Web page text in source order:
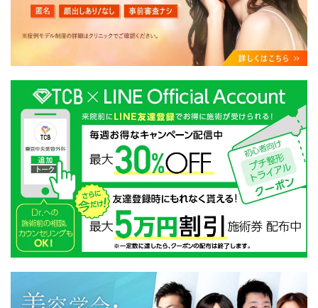
・クリニックの来院予約、医療サービスの提供、医療関
連商品の販売、アフターケア対応、これらに付随する諸
対応等のサービス提供のため
・医療サービスの提供に関する他の医療機関、検査機関
及び研究機関との連携のため
・サービス向上を目的とした医療サービス・販売する医
療関連商品に関する患者様へのアンケートの送受信及び
これに付随する諸対応のため
・Cookie等の技術を用いたアクセス履歴、閲覧記録等に
関する情報の収集、分析
・閲覧記録等から趣味・嗜好を分析した情報を使用して
の広告に利用するため
・お問い合わせ又はご意見の内容確認及びその対応のた
め
・患者様のサービス利用状況の分析及び症例研究のため
・広告、宣伝、マーケティングのため